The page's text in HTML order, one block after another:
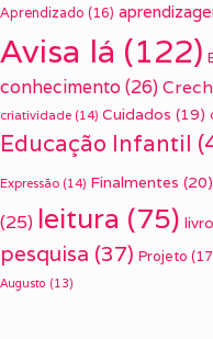
Aprendizado (16)
Avisa lá (122)
conhecimento(26)
criatividade (14) Cuidados (19)
Educação Infantil
Expressão (14) Finalmentes (20)
(25) leitura (75)
pesquisa (37) Projeto
Augusto (13)